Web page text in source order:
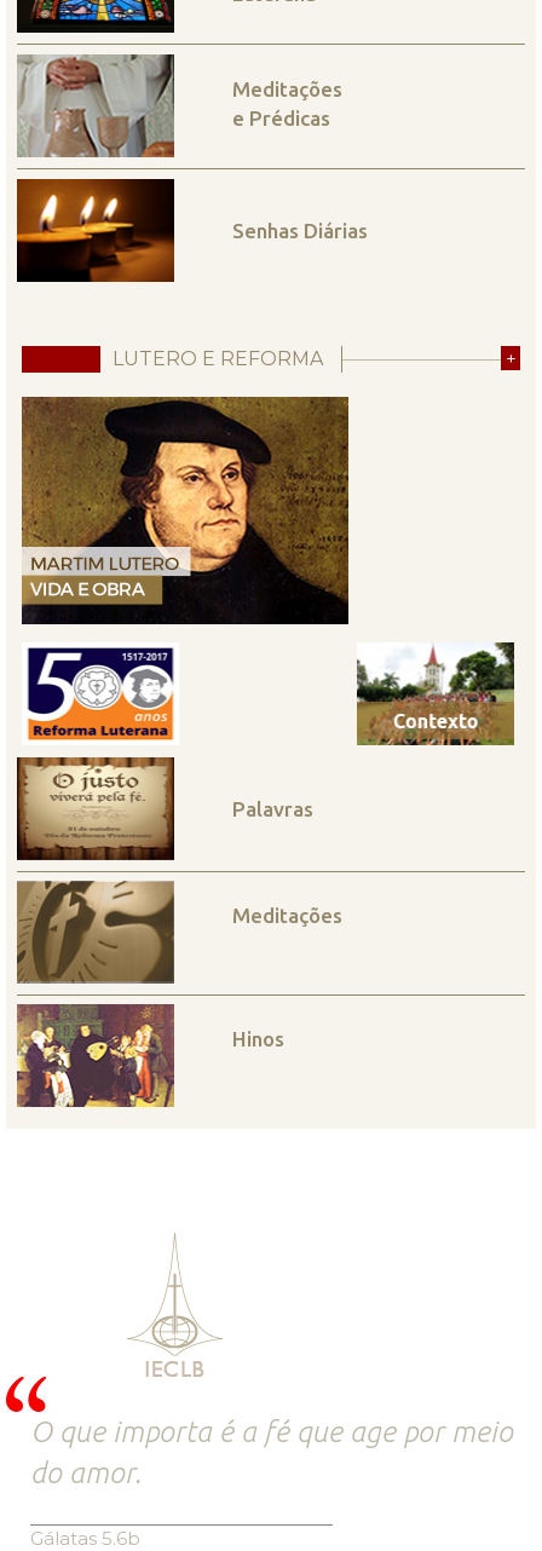
Meditações
e Prédicas
Senhas Diárias
LUTERO E REFORMA +
Palavras
Meditações
Hinos
O que importa é a fé que age por meio
do amor.
Gálatas 5.6b